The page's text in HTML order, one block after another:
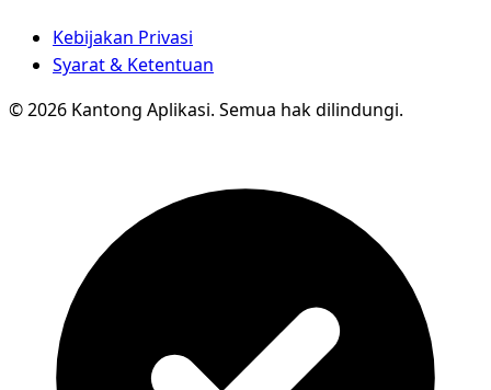
Kebijakan Privasi
Syarat & Ketentuan
© 2026 Kantong Aplikasi. Semua hak dilindungi.